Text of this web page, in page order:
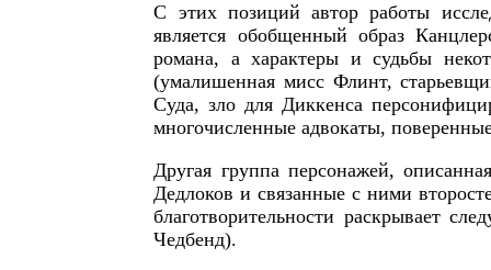
С этих позиций автор работы
является обобщенный образ
романа, а характеры и судьбы
(умалишенная мисс Флинт,
Суда, зло для Диккенса
многочисленные адвокаты,
Другая группа персонажей,
Дедлоков и связанные с ними
благотворительности раскрывает
Чедбенд).